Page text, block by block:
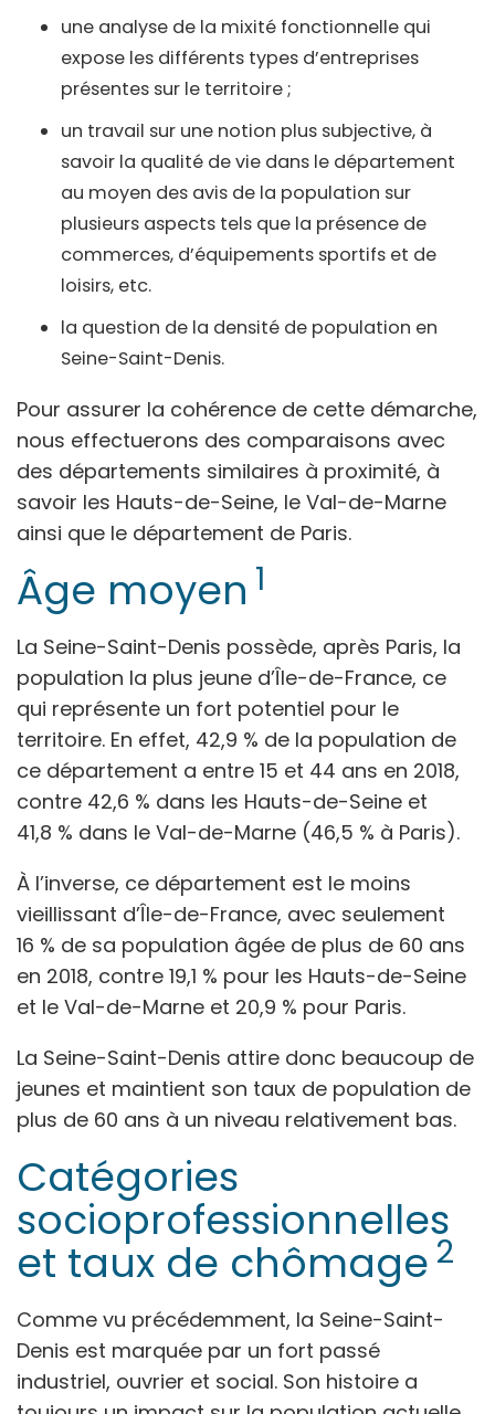
une analyse de la mixité fonctionnelle qui
expose les différents types d’entreprises
présentes sur le territoire ;
un travail sur une notion plus subjective, à
savoir la qualité de vie dans le département
au moyen des avis de la population sur
plusieurs aspects tels que la présence de
commerces, d’équipements sportifs et de
loisirs, etc.
la question de la densité de population en
Seine-Saint-Denis.
Pour assurer la cohérence de cette démarche,
nous effectuerons des comparaisons avec
des départements similaires à proximité, à
savoir les Hauts-de-Seine, le Val-de-Marne
ainsi que le département de Paris.
Âge moyen 1
La Seine-Saint-Denis possède, après Paris, la
population la plus jeune d’Île-de-France, ce
qui représente un fort potentiel pour le
territoire. En effet, 42,9 % de la population de
ce département a entre 15 et 44 ans en 2018,
contre 42,6 % dans les Hauts-de-Seine et
41,8 % dans le Val-de-Marne (46,5 % à Paris).
À l’inverse, ce département est le moins
vieillissant d’Île-de-France, avec seulement
16 % de sa population âgée de plus de 60 ans
en 2018, contre 19,1 % pour les Hauts-de-Seine
et le Val-de-Marne et 20,9 % pour Paris.
La Seine-Saint-Denis attire donc beaucoup de
jeunes et maintient son taux de population de
plus de 60 ans à un niveau relativement bas.
Catégories
socioprofessionnelles
et taux de chômage 2
Comme vu précédemment, la Seine-Saint-
Denis est marquée par un fort passé
industriel, ouvrier et social. Son histoire a